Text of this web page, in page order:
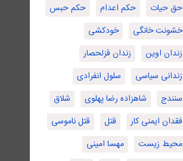
حق حیات
حکم اعدام
حکم حبس
خشونت خانگی
خودکشی
زندان اوین
زندان قزلحصار
زندانی سیاسی
سلول انفرادی
سنندج
شاهزاده رضا پهلوی
شلاق
فقدان ایمنی کار
قتل
قتل ناموسی
محیط زیست
مهسا امینی